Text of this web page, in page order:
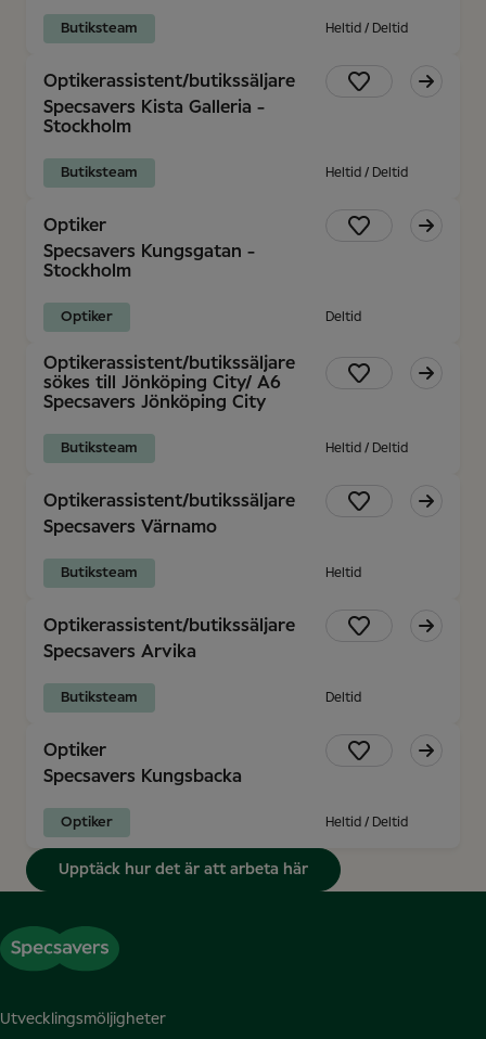
Heltid / Deltid
Butiksteam
Optikerassistent/butikssäljare
Specsavers Kista Galleria -
Stockholm
Heltid / Deltid
Butiksteam
Optiker
Specsavers Kungsgatan -
Stockholm
Deltid
Optiker
Optikerassistent/butikssäljare
sökes till Jönköping City/ A6
Specsavers Jönköping City
Heltid / Deltid
Butiksteam
Optikerassistent/butikssäljare
Specsavers Värnamo
Heltid
Butiksteam
Optikerassistent/butikssäljare
Specsavers Arvika
Deltid
Butiksteam
Optiker
Specsavers Kungsbacka
Heltid / Deltid
Optiker
Upptäck hur det är att arbeta här
Utvecklingsmöljigheter